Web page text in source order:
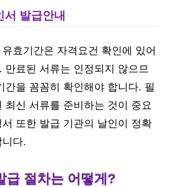
서 발급안내
효기간은 자격요건 확인에 있어
만료된 서류는 인정되지 않으므
간을 꼼꼼히 확인해야 합니다. 필
최신 서류를 준비하는 것이 중요
또한 발급 기관의 날인이 정확
다.
급 절차는 어떻게?